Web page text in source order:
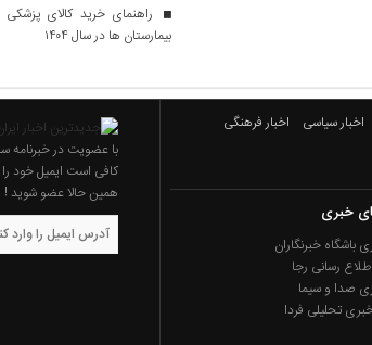
راهنمای خرید کالای
بیمارستان ها در سال ۱۴۰۴
اخبار سیاسی اخبار فرهنگی
خبری
باشگاه خبرنگاران
رسانی رجا
صدا و سیما
تحلیلی فردا
با عضویت در خبرنامه
کافی است ایمیل خود
همین حالا عضو شوید !